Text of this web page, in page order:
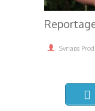
Synaps Prod